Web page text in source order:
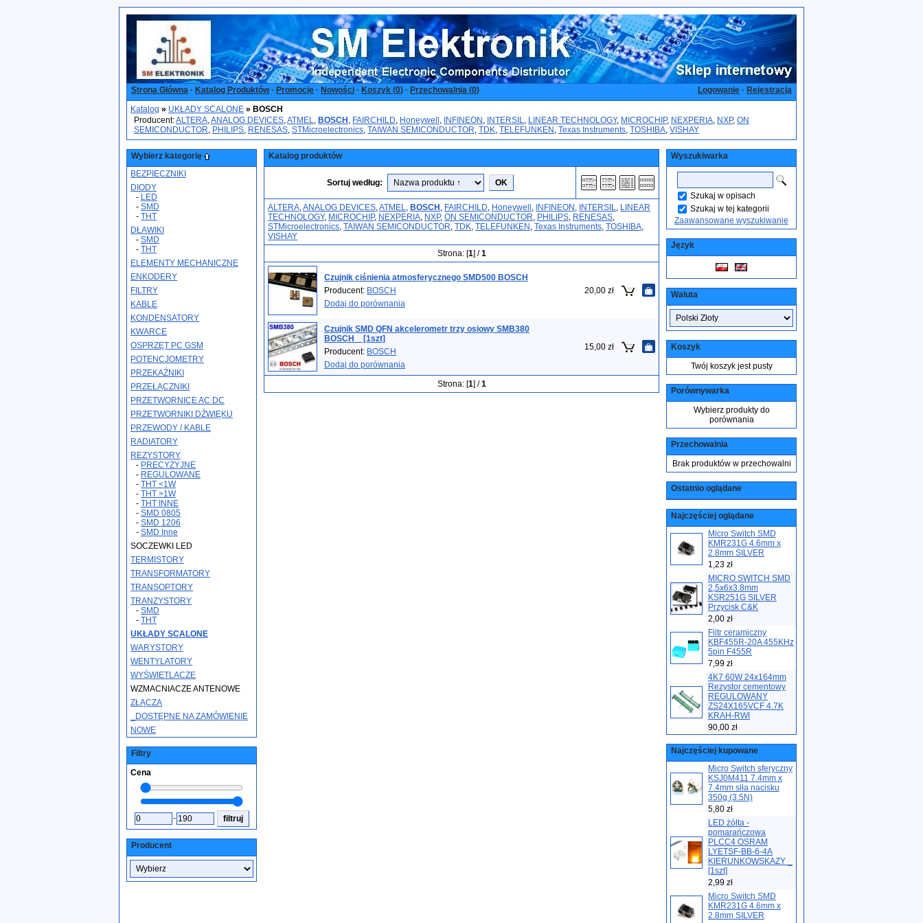
Strona Główna · Katalog Produktów· Promocje · Nowości · Koszyk (0) · Przechowalnia (0) Logowanie · Rejestracja
Katalog » UKŁADY SCALONE » BOSCH
Producent:ALTERA,ANALOG DEVICES,ATMEL, BOSCH , FAIRCHILD, Honeywell , INFINEON , INTERSIL, LINEAR TECHNOLOGY, MICROCHIP, NEXPERIA, NXP, ON
SEMICONDUCTOR, PHILIPS, RENESAS, STMicroelectronics, TAIWAN SEMICONDUCTOR, TDK, TELEFUNKEN , Texas Instruments, TOSHIBA, VISHAY
Wybierz kategorię
BEZPIECZNIKI
DIODY
- LED
- SMD
- THT
DŁAWIKI
- SMD
- THT
ELEMENTY MECHANICZNE
ENKODERY
FILTRY
KABLE
KONDENSATORY
KWARCE
OSPRZĘT PC GSM
POTENCJOMETRY
PRZEKAŹNIKI
PRZEŁĄCZNIKI
PRZETWORNICE AC DC
PRZETWORNIKI DŹWIĘKU
PRZEWODY / KABLE
RADIATORY
REZYSTORY
- PRECYZYJNE
- REGULOWANE
- THT <1W
- THT >1W
- THT INNE
- SMD 0805
- SMD 1206
- SMD Inne
SOCZEWKI LED
TERMISTORY
TRANSFORMATORY
TRANSOPTORY
TRANZYSTORY
- SMD
- THT
UKŁADY SCALONE
WARYSTORY
WENTYLATORY
WYŚWIETLACZE
WZMACNIACZE ANTENOWE
ZŁĄCZA
_DOSTĘPNE NA ZAMÓWIENIE
NOWE
Filtry
Cena
-
Producent
Katalog produktów
Sortuj według:
ALTERA,ANALOG DEVICES,ATMEL, BOSCH , FAIRCHILD, Honeywell , INFINEON , INTERSIL, LINEAR
TECHNOLOGY, MICROCHIP, NEXPERIA, NXP, ON SEMICONDUCTOR, PHILIPS, RENESAS,
STMicroelectronics, TAIWAN SEMICONDUCTOR, TDK, TELEFUNKEN , Texas Instruments, TOSHIBA,
VISHAY
Strona: [1] /1
Czujnik ciśnienia atmosferycznego SMD500 BOSCH
Producent: BOSCH
Dodaj do porównania
20,00 zł
Czujnik SMD QFN akcelerometr trzy osiowy SMB380
BOSCH _ [1szt]
Producent: BOSCH
Dodaj do porównania
15,00 zł
Strona: [1] /1
Wyszukiwarka
Szukaj w opisach
Szukaj w tej kategorii
Zaawansowane wyszukiwanie
Język
Waluta
Koszyk
Twój koszyk jest pusty
Porównywarka
Wybierz produkty do
porównania
Przechowalnia
Brak produktów w przechowalni
Ostatnio oglądane
Najczęściej oglądane
Micro Switch SMD
KMR231G 4.6mm x
2.8mm SILVER
1,23 zł
MICRO SWITCH SMD
2,5x6x3.8mm
KSR251G SILVER
Przycisk C&K
2,00 zł
Filtr ceramiczny
KBF455R-20A 455KHz
5pin F455R
7,99 zł
4K7 60W 24x164mm
Rezystor cementowy
REGULOWANY
ZS24X165VCF 4.7K
KRAH-RWI
90,00 zł
Najczęściej kupowane
Micro Switch sferyczny
KSJ0M411 7.4mm x
7.4mm siła nacisku
350g (3.5N)
5,80 zł
LED żółta -
pomarańczowa
PLCC4 OSRAM
LYETSF-BB-6-4A
KIERUNKOWSKAZY _
[1szt]
2,99 zł
Micro Switch SMD
KMR231G 4.6mm x
2.8mm SILVER